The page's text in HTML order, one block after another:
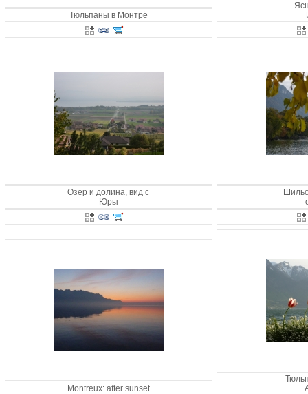
Тюльпаны в Монтрё
Озер и долина, вид с
Юры
Montreux: after sunset